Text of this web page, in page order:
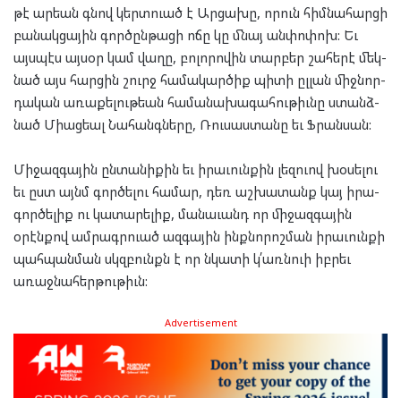
թէ ար­եան գնով կերտ­ուած է Ար­ցա­խը, որուն հիմ­նա­հար­ցի
բա­նակ­ցա­յին գոր­ծըն­թա­ցի ոճը կը մնայ ան­փո­փոխ: Եւ
այս­պէս այ­սօր կամ վա­ղը, բո­լո­րո­վին տար­բեր շա­հե­րէ մեկ­
նած այս հար­ցին շուրջ հա­մա­կար­ծիք պի­տի ըլ­լան միջ­նոր­
դա­կան առա­քե­լու­թեան հա­մա­նա­խա­գա­հու­թիւնը ստանձ­
նած Մի­աց­եալ Նա­հանգ­նե­րը, Ռու­սաս­տա­նը եւ Ֆրան­սան:
Մի­ջազ­գա­յին ըն­տա­նի­քին եւ իրա­ւուն­քին լե­զուով խօ­սե­լու
եւ ըստ այնմ գոր­ծե­լու հա­մար, դեռ աշ­խա­տանք կայ իրա­
գոր­ծե­լիք ու կա­տա­րե­լիք, մա­նա­ւանդ որ մի­ջազ­գա­յին
օրէն­քով ամ­րագր­ուած ազ­գա­յին ինք­նո­րոշ­ման իրա­ւուն­քի
պահ­պան­ման սկզբունքն է որ նկա­տի կ՛առն­ուի իբ­րեւ
առաջ­նա­հեր­թու­թիւն:
Advertisement